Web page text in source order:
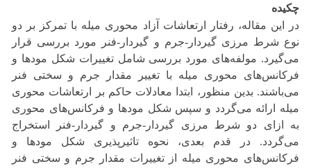
چکیده
در این مقاله، رفتار ارتعاشات آزاد محوری میله با تمرکز بر دو
نوع شرط مرزی گیردار-جرم و گیردار-فنر مورد بررسی قرار
می‌گیرد. مولفه‌های مورد بررسی شامل تغییرات شکل مودها و
فرکانس‌های محوری میله با تغییر مقدار جرم و سختی فنر
می‌باشند. بدین منظور، ابتدا معادلات حاکم بر ارتعاشات محوری
میله ارائه می‌گردد و سپس شکل مودها و فرکانس‌های محوری
به ازای دو شرط مرزی گیردار-جرم و گیردار-فنر استخراج
می‌گردد. در قدم بعدی، نحوه تاثیرپذیری شکل مودها و
فرکانس‌های محوری میله از تغییرات مقدار جرم و سختی فنر